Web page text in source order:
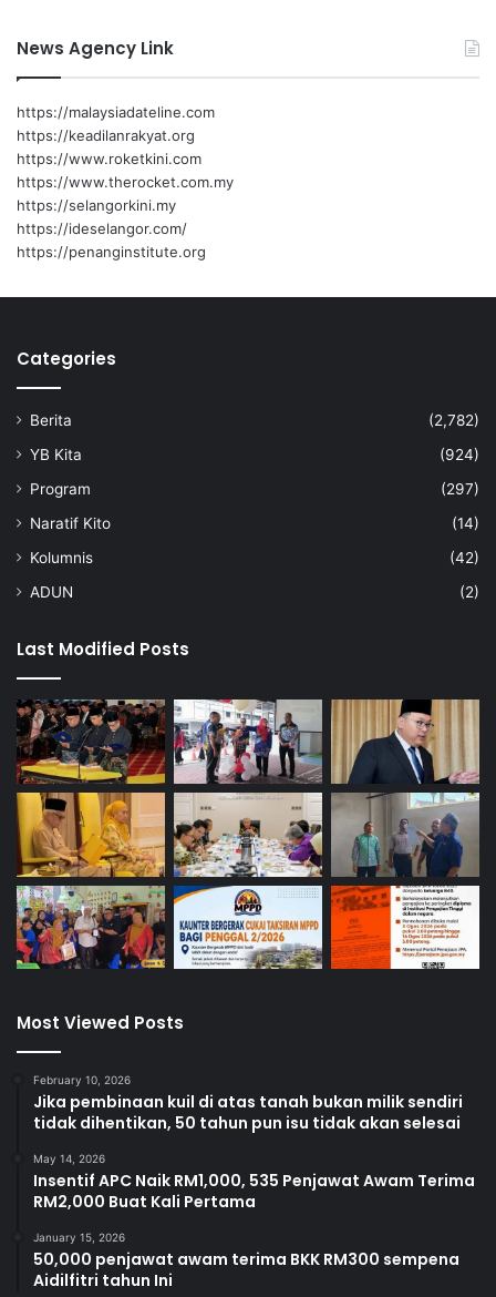
News Agency Link
https://malaysiadateline.com
https://keadilanrakyat.org
https://www.roketkini.com
https://www.therocket.com.my
https://selangorkini.my
https://ideselangor.com/
https://penanginstitute.org
Categories
Berita
(2,782)
YB Kita
(924)
Program
(297)
Naratif Kito
(14)
Kolumnis
(42)
ADUN
(2)
Last Modified Posts
Most Viewed Posts
February 10, 2026
Jika pembinaan kuil di atas tanah bukan milik sendiri
tidak dihentikan, 50 tahun pun isu tidak akan selesai
May 14, 2026
Insentif APC Naik RM1,000, 535 Penjawat Awam Terima
RM2,000 Buat Kali Pertama
January 15, 2026
50,000 penjawat awam terima BKK RM300 sempena
Aidilfitri tahun Ini